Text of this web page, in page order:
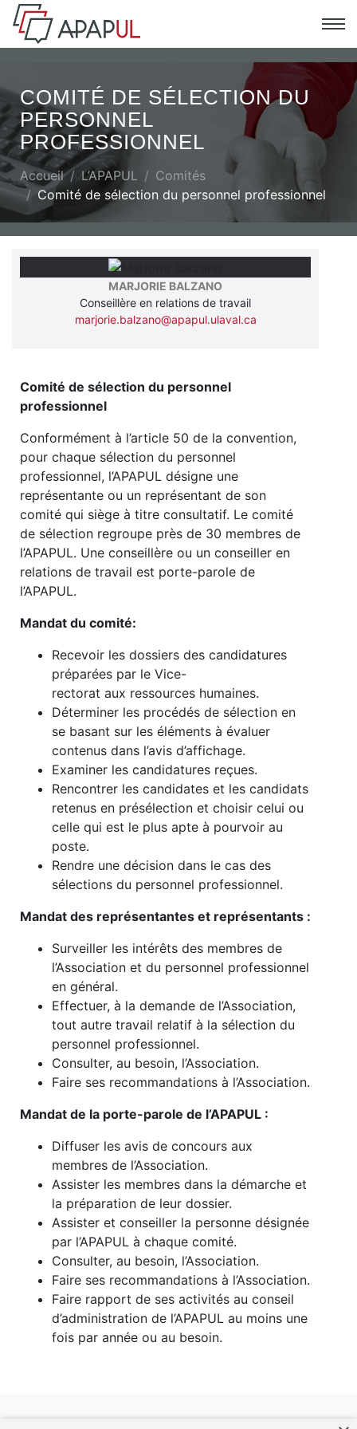
COMITÉ DE SÉLECTION DU
PERSONNEL
PROFESSIONNEL
Accueil L’APAPUL
Comités
Comité de sélection du personnel professionnel
MARJORIE BALZANO
Conseillère en relations de travail
marjorie.balzano@apapul.ulaval.ca
Comité de sélection du personnel
professionnel
Conformément à l’article 50 de la convention,
pour chaque sélection du personnel
professionnel, l’APAPUL désigne une
représentante ou un représentant de son
comité qui siège à titre consultatif. Le comité
de sélection regroupe près de 30 membres de
l’APAPUL. Une conseillère ou un conseiller en
relations de travail est porte-parole de
l’APAPUL.
Mandat du comité:
Recevoir les dossiers des candidatures
préparées par le Vice-
rectorat aux ressources humaines.
Déterminer les procédés de sélection en
se basant sur les éléments à évaluer
contenus dans l’avis d’affichage.
Examiner les candidatures reçues.
Rencontrer les candidates et les candidats
retenus en présélection et choisir celui ou
celle qui est le plus apte à pourvoir au
poste.
Rendre une décision dans le cas des
sélections du personnel professionnel.
Mandat des représentantes et représentants :
Surveiller les intérêts des membres de
l’Association et du personnel professionnel
en général.
Effectuer, à la demande de l’Association,
tout autre travail relatif à la sélection du
personnel professionnel.
Consulter, au besoin, l’Association.
Faire ses recommandations à l’Association.
Mandat de la porte-parole de l’APAPUL :
Diffuser les avis de concours aux
membres de l’Association.
Assister les membres dans la démarche et
la préparation de leur dossier.
Assister et conseiller la personne désignée
par l’APAPUL à chaque comité.
Consulter, au besoin, l’Association.
Faire ses recommandations à l’Association.
Faire rapport de ses activités au conseil
d’administration de l’APAPUL au moins une
fois par année ou au besoin.